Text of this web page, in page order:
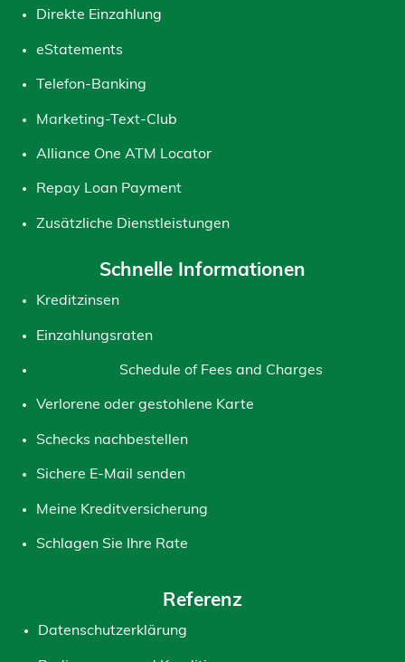
Direkte Einzahlung
eStatements
Telefon-Banking
Marketing-Text-Club
Alliance One ATM Locator
Repay Loan Payment
Zusätzliche Dienstleistungen
Schnelle Informationen
Kreditzinsen
Einzahlungsraten
Schedule of Fees and Charges
Verlorene oder gestohlene Karte
Schecks nachbestellen
Sichere E-Mail senden
Meine Kreditversicherung
Schlagen Sie Ihre Rate
Referenz
Datenschutzerklärung